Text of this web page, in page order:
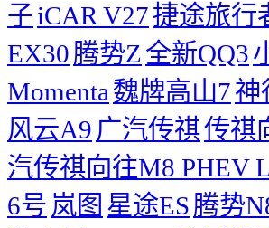
子iCAR V27捷途旅行
EX30腾势Z 全新QQ3
Momenta 魏牌高山7神
风云A9 广汽传祺传祺
汽传祺向往M8 PHEV L
6号 岚图 星途ES腾势